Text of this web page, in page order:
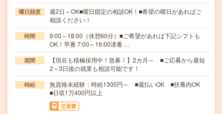
曜日頻度
週2日～OK■曜日固定の相談OK！■希望の曜日があればご
相談ください！
時間
9:00～18:00（休憩60分）■ご希望があれば下記シフトも
OK！早番 7:00～16:00遅番 …
期間
【現在も積極採用中！急募！】2カ月～ ■ご応募から最短
2～3日後の就業も相談可能です！
時給
無資格未経験：時給1300円～ ■週払いOK ■扶養内OK
■日収1万400円以上
交通費